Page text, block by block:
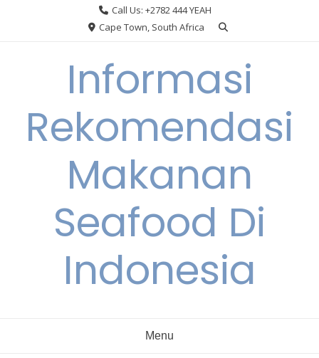
Call Us: +2782 444 YEAH
Cape Town, South Africa
Informasi
Rekomendasi
Makanan
Seafood Di
Indonesia
Menu